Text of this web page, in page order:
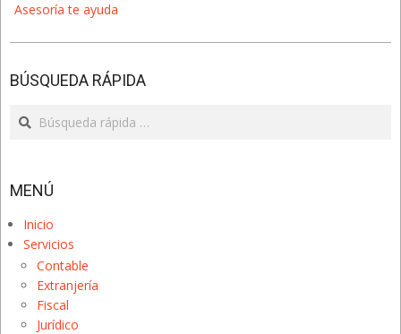
Asesoría te ayuda
BÚSQUEDA RÁPIDA
Search
MENÚ
Inicio
Servicios
Contable
Extranjería
Fiscal
Jurídico